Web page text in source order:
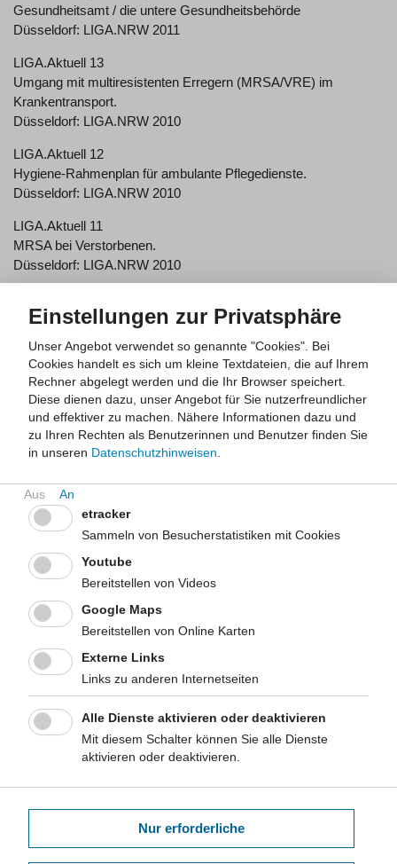
Gesundheitsamt / die untere Gesundheitsbehörde
Düsseldorf: LIGA.NRW 2011
LIGA.Aktuell 13
Umgang mit multiresistenten Erregern (MRSA/VRE) im
Krankentransport.
Düsseldorf: LIGA.NRW 2010
LIGA.Aktuell 12
Hygiene-Rahmenplan für ambulante Pflegedienste.
Düsseldorf: LIGA.NRW 2010
LIGA.Aktuell 11
MRSA bei Verstorbenen.
Düsseldorf: LIGA.NRW 2010
Merkblatt Noroviren Empfehlungen für
Schulen u. a. Einrichtungen nach § 33 IfSG)
Düsseldorf: LIGA.NRW 2010
LIGA.Aktuell 9
Qualität in der Gesundheits- und Bewegungsförderung
verbessern
Bestellnr.: LzG 203
LIGA.Aktuell 8
Merkblatt zu Q-Fieber Infektionen beim Menschen
Düsseldorf: LIGA.NRW 2010
LIGA.Aktuell 7
Merkblatt zu Kuhpockeninfektionen bei Heimtierhaltern
Düsseldorf: LIGA.NRW 2009
LIGA.Aktuell 6
Den Sommer genießen. Tipps zum Sonnen- und Hitzeschutz
LIGA.Aktuell 5
Merkblatt Clostridium difficile
LIGA.Aktuell 4
Merkblatt Noroviren Empfehlungen für stationäre Einrichtungen
Düsseldorf: LIGA.NRW 2008, zuletzt aktualisiert 2010
Einstellungen zur Privatsphäre
Unser Angebot verwendet so genannte "Cookies". Bei
Cookies handelt es sich um kleine Textdateien, die auf Ihrem
Rechner abgelegt werden und die Ihr Browser speichert.
Diese dienen dazu, unser Angebot für Sie nutzerfreundlicher
und effektiver zu machen. Nähere Informationen dazu und
zu Ihren Rechten als Benutzerinnen und Benutzer finden Sie
in unseren Datenschutzhinweisen.
etracker
Sammeln von Besucherstatistiken mit Cookies
Youtube
Bereitstellen von Videos
Google Maps
Bereitstellen von Online Karten
Externe Links
Links zu anderen Internetseiten
Alle Dienste aktivieren oder deaktivieren
Mit diesem Schalter können Sie alle Dienste
aktivieren oder deaktivieren.
Nur erforderliche